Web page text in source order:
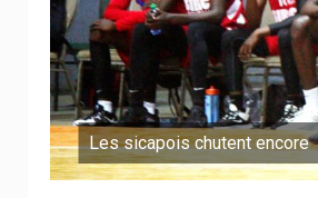
Les sicapois chutent encore